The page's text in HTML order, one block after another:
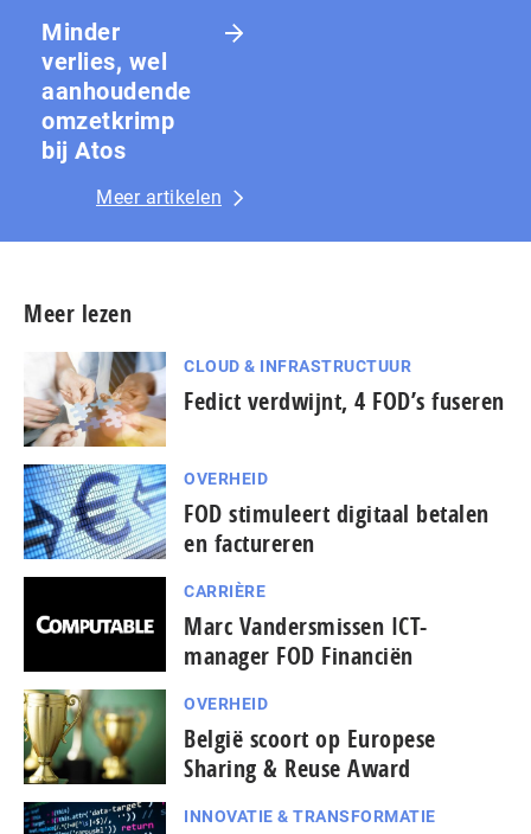
Minder
verlies, wel
aanhoudende
omzetkrimp
bij Atos
Meer artikelen
Meer lezen
CLOUD & INFRASTRUCTUUR
Fedict verdwijnt, 4 FOD’s fuseren
OVERHEID
FOD stimuleert digitaal betalen
en factureren
CARRIÈRE
Marc Vandersmissen ICT-
manager FOD Financiën
OVERHEID
België scoort op Europese
Sharing & Reuse Award
INNOVATIE & TRANSFORMATIE